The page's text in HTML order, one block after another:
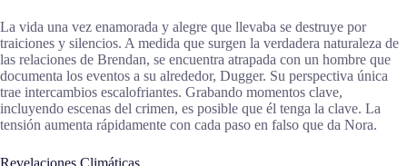
La vida una vez enamorada y alegre que llevaba se destruye por
traiciones y silencios. A medida que surgen la verdadera naturaleza de
las relaciones de Brendan, se encuentra atrapada con un hombre que
documenta los eventos a su alrededor, Dugger. Su perspectiva única
trae intercambios escalofriantes. Grabando momentos clave,
incluyendo escenas del crimen, es posible que él tenga la clave. La
tensión aumenta rápidamente con cada paso en falso que da Nora.
Revelaciones Climáticas